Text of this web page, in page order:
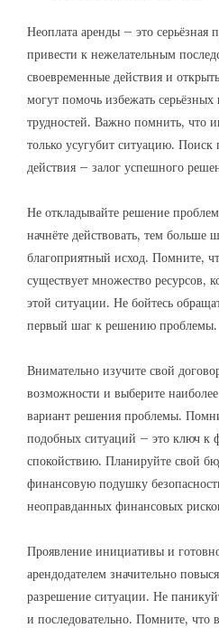
Неоплата аренды – это серьёзная
привести к нежелательным
своевременные действия и
могут помочь избежать
трудностей. Важно помнить, что
только усугубит ситуацию.
действия – залог успешного
Не откладывайте решение
начнёте действовать, тем больше
благоприятный исход. Помните,
существует множество ресурсов,
этой ситуации. Не бойтесь
первый шаг к решению проблемы.
Внимательно изучите свой
возможности и выберите
вариант решения проблемы.
подобных ситуаций – это ключ к
спокойствию. Планируйте свой
финансовую подушку
неоправданных финансовых
Проявление инициативы и
арендодателем значительно
разрешение ситуации. Не
и последовательно. Помните, что